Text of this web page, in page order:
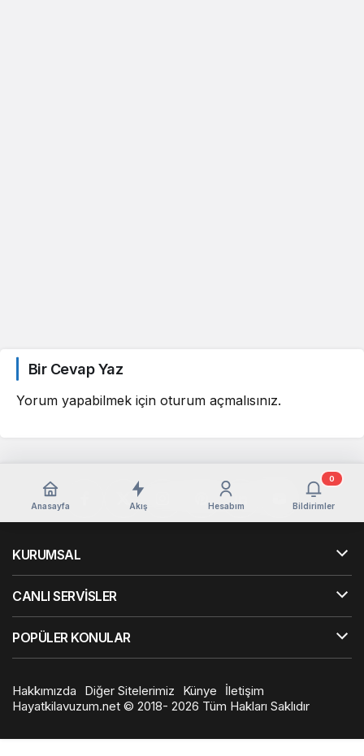
Bir Cevap Yaz
Yorum yapabilmek için oturum açmalısınız.
Anasayfa Akış Hesabım Bildirimler
0
KURUMSAL
CANLI SERVİSLER
POPÜLER KONULAR
Hakkımızda Diğer Sitelerimiz Künye
İletişim
Hayatkilavuzum.net © 2018- 2026 Tüm Hakları Saklıdır